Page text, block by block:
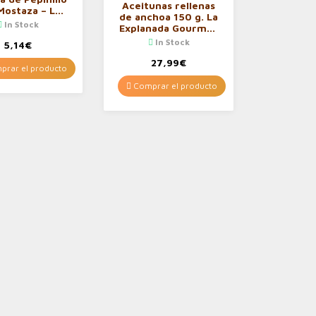
– La
(340 g)
In Stock
5,14€
el producto
Aceitunas rellenas
de anchoa 150 g. La
Explanada Gourmet
[PACK DE 15
In Stock
27,99€
Comprar el producto